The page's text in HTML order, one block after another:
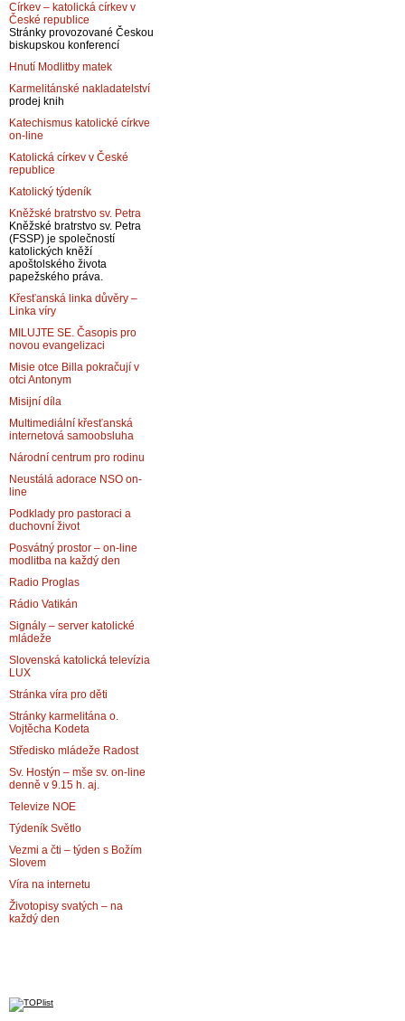
Církev – katolická církev v
České republice
Stránky provozované Českou
biskupskou konferencí
Hnutí Modlitby matek
Karmelitánské nakladatelství
prodej knih
Katechismus katolické církve
on-line
Katolická církev v České
republice
Katolický týdeník
Kněžské bratrstvo sv. Petra
Kněžské bratrstvo sv. Petra
(FSSP) je společností
katolických kněží
apoštolského života
papežského práva.
Křesťanská linka důvěry –
Linka víry
MILUJTE SE. Časopis pro
novou evangelizaci
Misie otce Billa pokračují v
otci Antonym
Misijní díla
Multimediální křesťanská
internetová samoobsluha
Národní centrum pro rodinu
Neustálá adorace NSO on-
line
Podklady pro pastoraci a
duchovní život
Posvátný prostor – on-line
modlitba na každý den
Radio Proglas
Rádio Vatikán
Signály – server katolické
mládeže
Slovenská katolická televízia
LUX
Stránka víra pro děti
Stránky karmelitána o.
Vojtěcha Kodeta
Středisko mládeže Radost
Sv. Hostýn – mše sv. on-line
denně v 9.15 h. aj.
Televize NOE
Týdeník Světlo
Vezmi a čti – týden s Božím
Slovem
Víra na internetu
Životopisy svatých – na
každý den